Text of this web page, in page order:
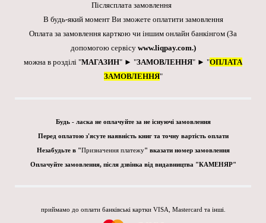
Післясплата замовлення
В будь-який момент Ви зможете оплатити замовлення
Оплата за замовлення карткою чи іншим онлайн банкінгом (За
допомогою сервісу www.liqpay.com.)
можна в розділі "МАГАЗИН" ► "ЗАМОВЛЕННЯ" ► "ОПЛАТА
ЗАМОВЛЕННЯ"
Будь - ласка не оплачуйте за не існуючі замовлення
Перед оплатою з'ясуте наявність книг та точну вартість оплати
Незабудьте в "Призначення платежу" вказати номер замовлення
Оплачуйте замовлення, після дзвінка від видавництва "КАМЕНЯР"
приймамо до оплати банківські картки VISA, Mastercard та інші.